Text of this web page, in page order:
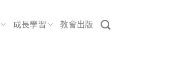
成長學習 教會出版